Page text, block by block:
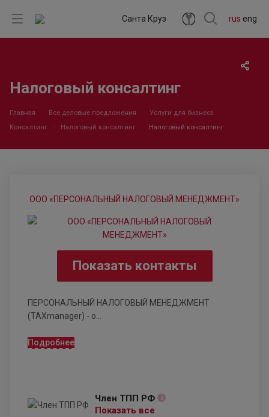
rus eng
Санта Круз
Налоговый консалтинг
Главная Все деловые предложения
Услуги для бизнеса
Консалтинг
Налоговый консалтинг Налоговый консалтинг
ООО «ПЕРСОНАЛЬНЫЙ НАЛОГОВЫЙ МЕНЕДЖМЕНТ»
Показать контакты
ПЕРСОНАЛЬНЫЙ НАЛОГОВЫЙ МЕНЕДЖМЕНТ
(TAXmanager) - о...
Подробнее
Член ТПП РФ i
Показать все